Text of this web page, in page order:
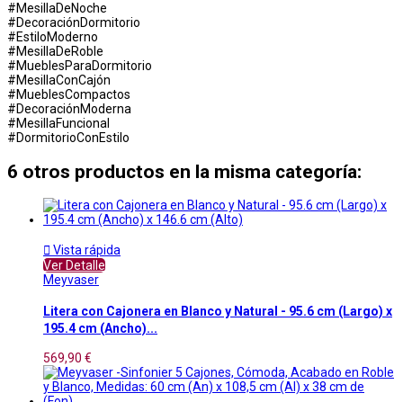
#MesillaDeNoche
#DecoraciónDormitorio
#EstiloModerno
#MesillaDeRoble
#MueblesParaDormitorio
#MesillaConCajón
#MueblesCompactos
#DecoraciónModerna
#MesillaFuncional
#DormitorioConEstilo
6 otros productos en la misma categoría:
 Vista rápida
Ver Detalle
Meyvaser
Litera con Cajonera en Blanco y Natural - 95.6 cm (Largo) x
195.4 cm (Ancho)...
569,90 €